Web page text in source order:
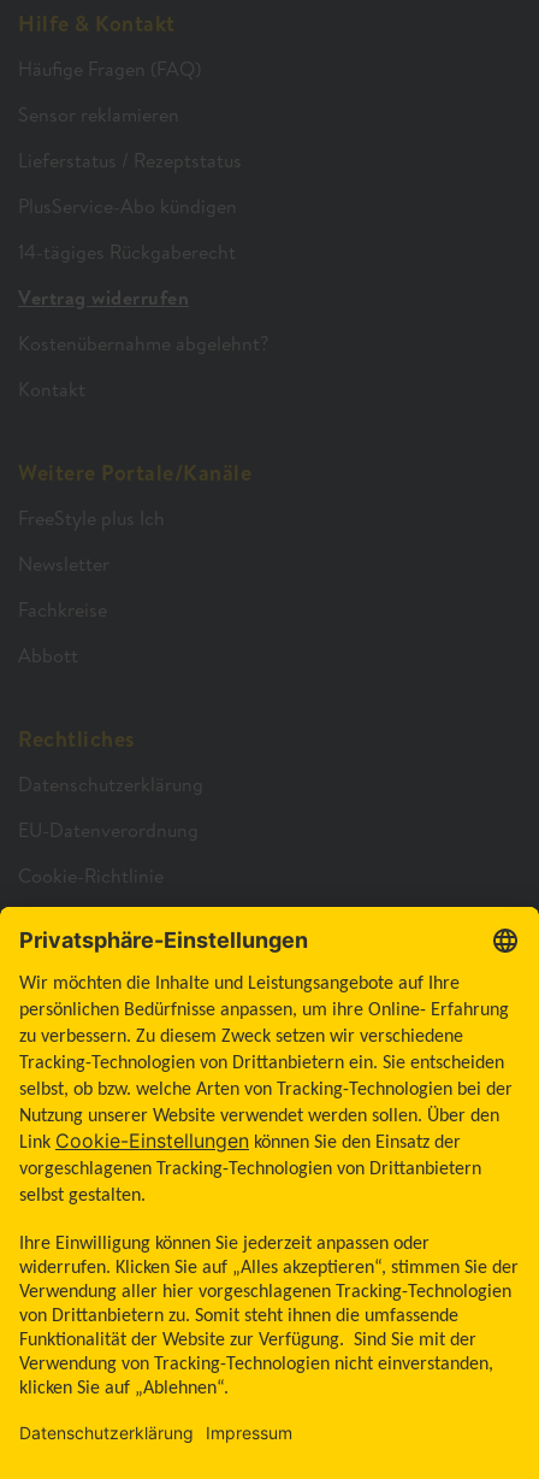
Hilfe & Kontakt
Häufige Fragen (FAQ)
Sensor reklamieren
Lieferstatus / Rezeptstatus
PlusService-Abo kündigen
14-tägiges Rückgaberecht
Vertrag widerrufen
Kostenübernahme abgelehnt?
Kontakt
Weitere Portale/Kanäle
FreeStyle plus Ich
Newsletter
Fachkreise
Abbott
Rechtliches
Datenschutzerklärung
EU-Datenverordnung
Cookie-Richtlinie
Allgemeine Geschäftsbedingungen
Impressum
Land ändern Zum Seitenanfang
Libre, das Schmetterlingslogo, die Form und das Erscheinungsbild des Sensors,
die Farbe Gelb sowie sämtliche damit zusammenhängende Marken und/oder
Designs sind das geistige Eigentum der Abbott Unternehmensgruppe in
ausgewählten Ländern. Andere Marken sind Eigentum ihrer jeweiligen
Rechteinhaber. Bei den hier gezeigten Bildern handelt es sich um Agenturfotos,
die mit Models gestellt wurden. Glukosedaten dienen zur Illustration, keine
Messsysteme sind sowohl in mg/dl als auch mmol/l erhältlich. FreeStyle Libre 3
und FreeStyle Libre 3 Plus Sensoren sind freigegeben für die Verwendung mit